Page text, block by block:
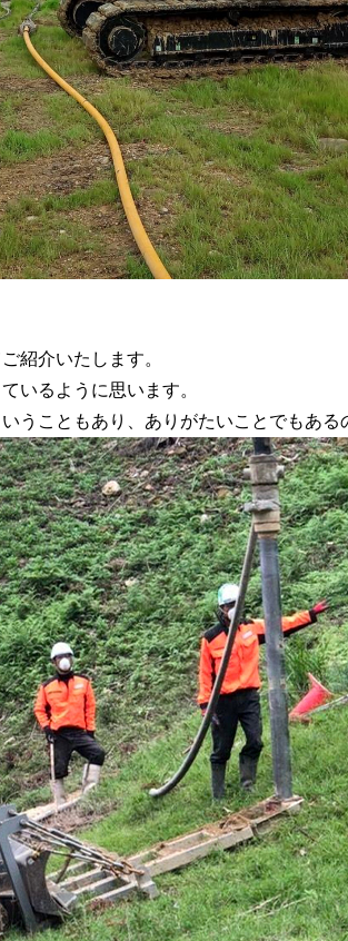
紹介いたします。
いるように思います。
うこともあり、ありがたいことでもある